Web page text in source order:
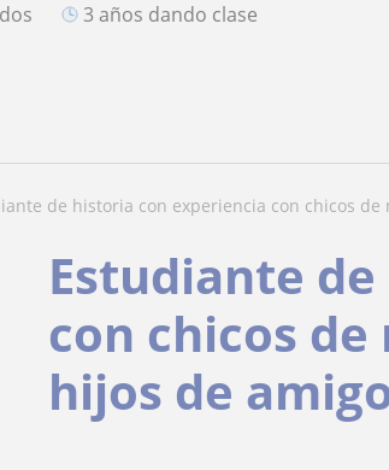
3 años dando clase
de historia con experiencia con chicos de
Estudiante
con chicos
hijos de